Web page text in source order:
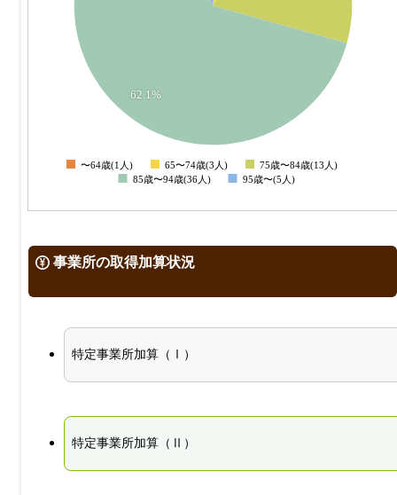
62.1%
0
〜64歳(1人) 65〜74歳(3人)
75歳〜84歳(13人)
85歳〜94歳(36人)
95歳〜(5人)
事業所の取得加算状況
特定事業所加算（Ⅰ）
特定事業所加算（Ⅱ）